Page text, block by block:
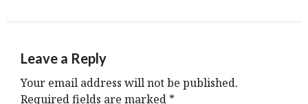
a
Leave a Reply
Your email address will not be published.
Required fields are marked *